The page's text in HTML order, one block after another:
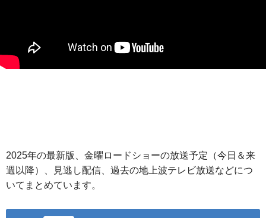
2025年の最新版、金曜ロードショーの放送予定（今日＆来
週以降）、見逃し配信、過去の地上波テレビ放送などにつ
いてまとめています。